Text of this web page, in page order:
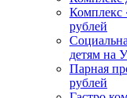
Комплекс
рублей
детям на
Парная
рублей